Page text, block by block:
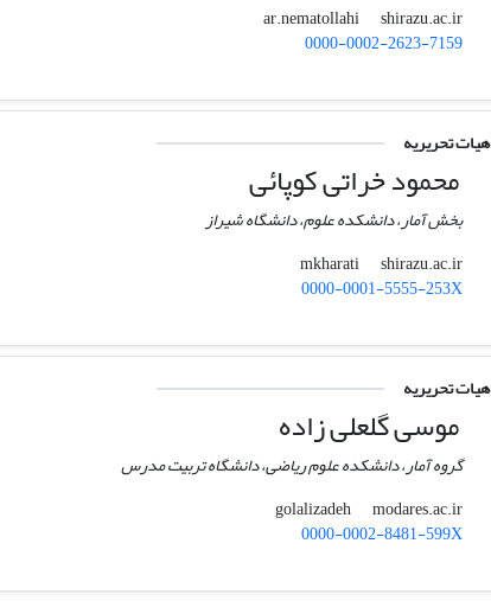
ar.nematollahi
shirazu.ac.ir
0000-0002-2623-7159
هیات تحریریه
محمود خراتی کوپائی
بخش آمار، دانشکده علوم، دانشگاه شیراز
mkharati
shirazu.ac.ir
0000-0001-5555-253X
هیات تحریریه
موسی گلعلی زاده
گروه آمار، دانشکده علوم ریاضی، دانشگاه تربیت مدرس
golalizadeh
modares.ac.ir
0000-0002-8481-599X